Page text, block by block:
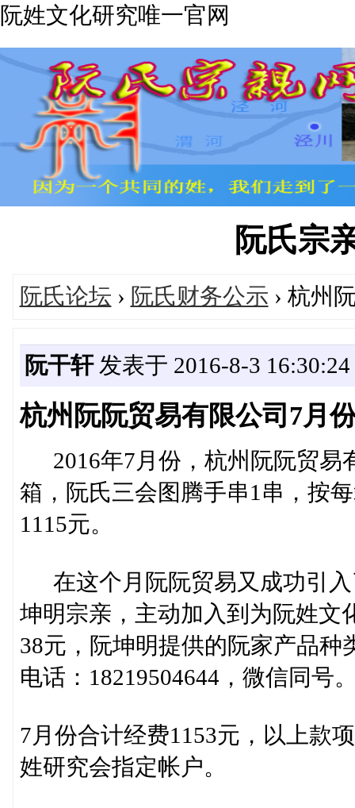
阮姓文化研究唯一官网
阮氏宗
阮氏论坛 › 阮氏财务公示 › 杭州
阮干轩发表于 2016-8-3 16:30:24
杭州阮阮贸易有限公司7月
2016年7月份，杭州阮阮贸易
箱，阮氏三会图腾手串1串，按
1115元。
在这个月阮阮贸易又成功引入
坤明宗亲，主动加入到为阮姓文
38元，阮坤明提供的阮家产品
电话：18219504644，微信同号
7月份合计经费1153元，以上款
姓研究会指定帐户。